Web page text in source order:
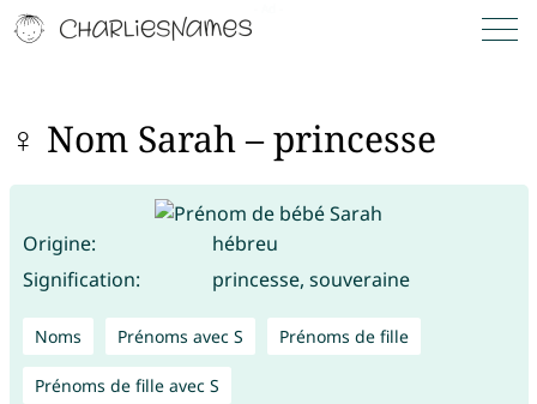
♀ Nom Sarah – princesse
Origine:
hébreu
Signification:
princesse, souveraine
Noms Prénoms avec S Prénoms de fille
Prénoms de fille avec S